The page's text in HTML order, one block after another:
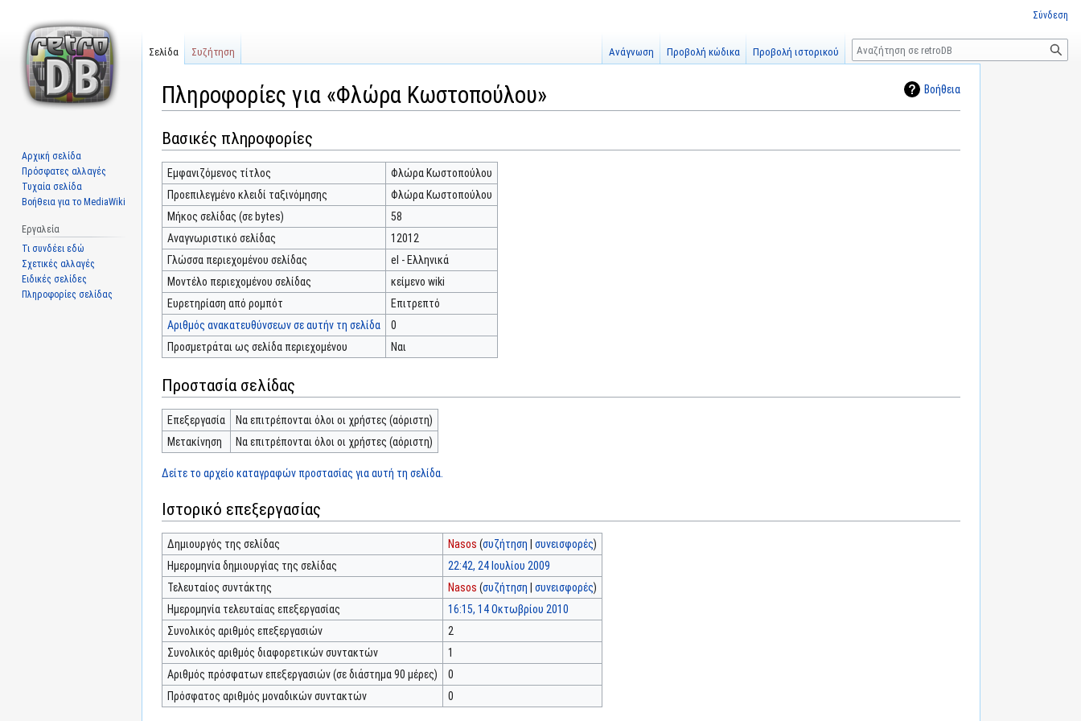
Βοήθεια
Πληροφορίες για «Φλώρα Κωστοπούλου»
Μετάβαση
στην
πλοήγηση
Πήδηση
στην
αναζήτηση
Βασικές πληροφορίες
Εμφανιζόμενος τίτλος
Φλώρα Κωστοπούλου
Προεπιλεγμένο κλειδί ταξινόμησης
Φλώρα Κωστοπούλου
Μήκος σελίδας (σε bytes)
58
Αναγνωριστικό σελίδας
12012
Γλώσσα περιεχομένου σελίδας
el - Ελληνικά
Μοντέλο περιεχομένου σελίδας
κείμενο wiki
Ευρετηρίαση από ρομπότ
Επιτρεπτό
Αριθμός ανακατευθύνσεων σε αυτήν τη σελίδα
0
Προσμετράται ως σελίδα περιεχομένου
Ναι
Προστασία σελίδας
Επεξεργασία
Να επιτρέπονται όλοι οι χρήστες (αόριστη)
Μετακίνηση
Να επιτρέπονται όλοι οι χρήστες (αόριστη)
Δείτε το αρχείο καταγραφών προστασίας για αυτή τη σελίδα.
Ιστορικό επεξεργασίας
Δημιουργός της σελίδας Nasos (συζήτηση συνεισφορές)
Ημερομηνία δημιουργίας της σελίδας
22:42, 24 Ιουλίου 2009
Τελευταίος συντάκτης
Nasos (συζήτηση συνεισφορές)
Ημερομηνία τελευταίας επεξεργασίας
16:15, 14 Οκτωβρίου 2010
Συνολικός αριθμός επεξεργασιών
2
Συνολικός αριθμός διαφορετικών συντακτών
1
Αριθμός πρόσφατων επεξεργασιών (σε διάστημα 90 μέρες)
0
Πρόσφατος αριθμός μοναδικών συντακτών
0
Σύνδεση
Σελίδα Συζήτηση Ανάγνωση Προβολή κώδικα Προβολή ιστορικού
Αναζήτηση
Αρχική σελίδα
Πρόσφατες αλλαγές
Τυχαία σελίδα
Βοήθεια για το MediaWiki
Εργαλεία
Τι συνδέει εδώ
Σχετικές αλλαγές
Ειδικές σελίδες
Πληροφορίες σελίδας